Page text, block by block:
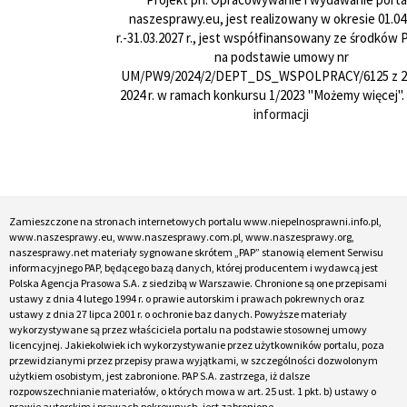
naszesprawy.eu, jest realizowany w okresie
r.-31.03.2027 r., jest współfinansowany ze środków
na podstawie umowy nr
UM/PW9/2024/2/DEPT_DS_WSPOLPRACY/6125 z
2024 r. w ramach konkursu 1/2023 "Możemy więcej".
informacji
Zamieszczone na stronach internetowych portalu www.niepelnosprawni.info.pl,
www.naszesprawy.eu, www.naszesprawy.com.pl, www.naszesprawy.org,
naszesprawy.net materiały sygnowane skrótem „PAP” stanowią element Serwisu
informacyjnego PAP, będącego bazą danych, której producentem i wydawcą jest
Polska Agencja Prasowa S.A. z siedzibą w Warszawie. Chronione są one przepisami
ustawy z dnia 4 lutego 1994 r. o prawie autorskim i prawach pokrewnych oraz
ustawy z dnia 27 lipca 2001 r. o ochronie baz danych. Powyższe materiały
wykorzystywane są przez właściciela portalu na podstawie stosownej umowy
licencyjnej. Jakiekolwiek ich wykorzystywanie przez użytkowników portalu, poza
przewidzianymi przez przepisy prawa wyjątkami, w szczególności dozwolonym
użytkiem osobistym, jest zabronione. PAP S.A. zastrzega, iż dalsze
rozpowszechnianie materiałów, o których mowa w art. 25 ust. 1 pkt. b) ustawy o